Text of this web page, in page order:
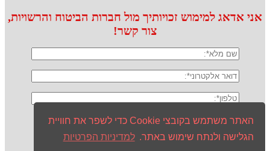
האתר משתמש בקובצי Cookie כדי לשפר את חוויית
הגלישה ולנתח שימוש באתר. למדיניות הפרטיות
אני אדאג למימוש זכויותיך מול חברות הביטוח והרשויות,
צור קשר!